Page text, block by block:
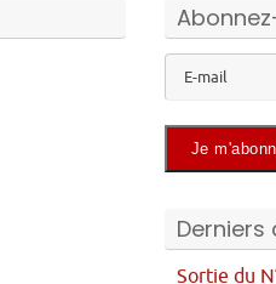
Derniers
Sortie du